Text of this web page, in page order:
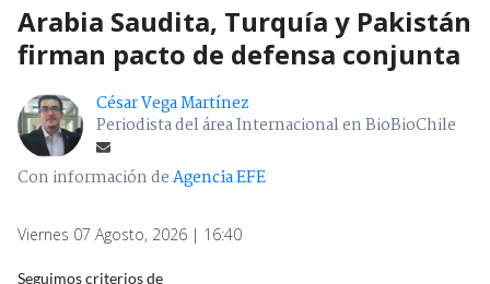
Arabia Saudita, Turquía y Pakistán
firman pacto de defensa conjunta
César Vega Martínez
Periodista del área Internacional en BioBioChile
Con información deAgencia EFE
Viernes 07 Agosto, 2026 | 16:40
Seguimos criterios de